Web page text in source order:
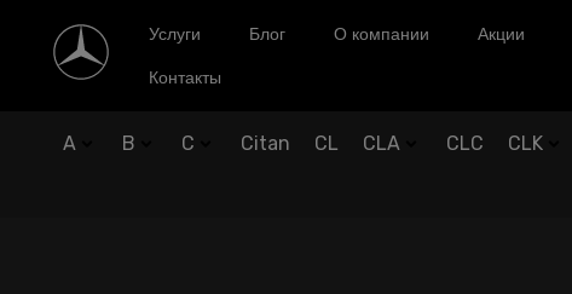
Услуги Блог О компании Акции
Контакты
A B C Citan CL CLA CLC CLK